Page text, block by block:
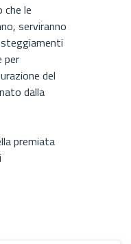
le
serviranno
per
del
dalla
premiata